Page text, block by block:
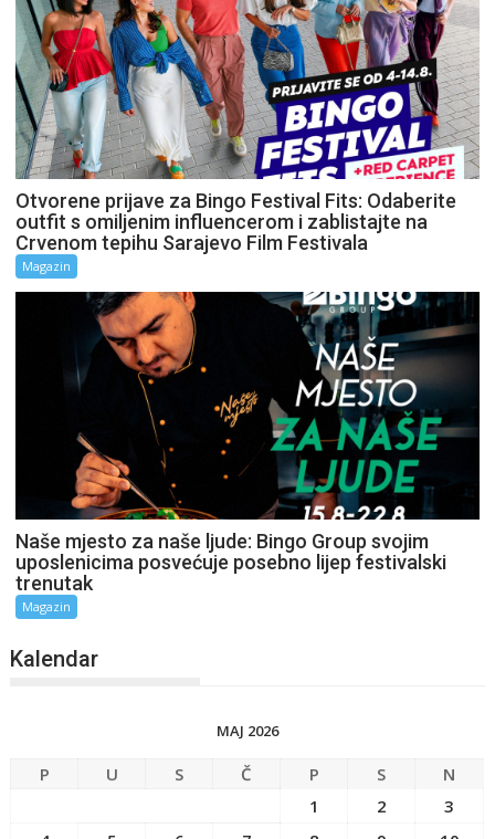
Otvorene prijave za Bingo Festival Fits: Odaberite
outfit s omiljenim influencerom i zablistajte na
Crvenom tepihu Sarajevo Film Festivala
Magazin
Naše mjesto za naše ljude: Bingo Group svojim
uposlenicima posvećuje posebno lijep festivalski
trenutak
Magazin
Kalendar
MAJ 2026
P U S Č P S
N
1
2
3